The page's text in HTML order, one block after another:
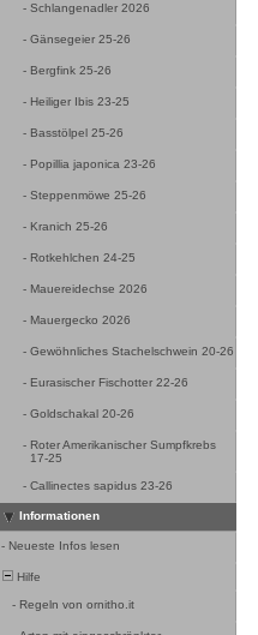
- Schlangenadler 2026
- Gänsegeier 25-26
- Bergfink 25-26
- Heiliger Ibis 23-25
- Basstölpel 25-26
- Popillia japonica 23-26
- Steppenmöwe 25-26
- Kranich 25-26
- Rotkehlchen 24-25
- Mauereidechse 2026
- Mauergecko 2026
- Gewöhnliches Stachelschwein 20-26
- Eurasischer Fischotter 22-26
- Goldschakal 20-26
- Roter Amerikanischer Sumpfkrebs
17-25
- Callinectes sapidus 23-26
Informationen
- Neueste Infos lesen
Hilfe
- Regeln von ornitho.it